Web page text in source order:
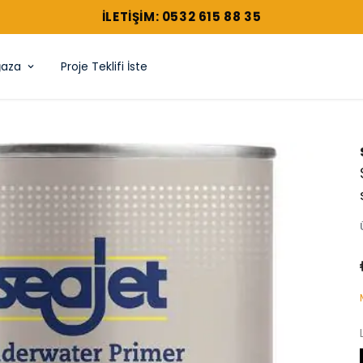
ILETIŞIM: 0532 615 88 35
Proje Teklifi İste